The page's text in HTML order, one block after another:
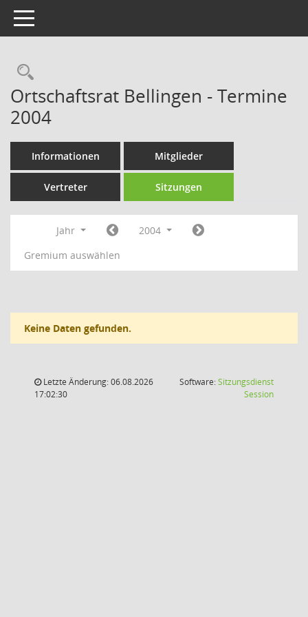
Toggle navigation
Rechercheauswahl
Ortschaftsrat Bellingen - Termine
2004
Informationen Mitglieder
Vertreter Sitzungen
Jahr
2004
Gremium auswählen
Keine Daten gefunden.
Letzte Änderung: 06.08.2026
17:02:30
Software:Sitzungsdienst
Session(Wird in